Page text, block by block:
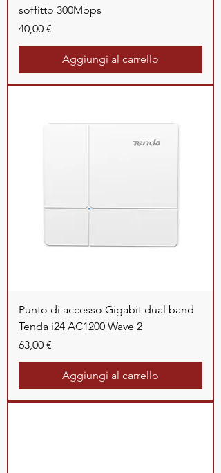
soffitto 300Mbps
Prezzo
40,00 €
Aggiungi al carrello
Punto di accesso Gigabit dual band
Tenda i24 AC1200 Wave 2
Prezzo
63,00 €
Aggiungi al carrello